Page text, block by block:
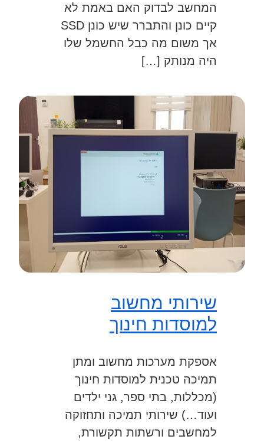
המחשב לבדוק האם באמת לא
קיים כונן והתברר שיש כונן SSD
אך משום מה כבל החשמל שלו
היה מנותק […]
שירותי מחשוב
למוסדות חינוך
אספקת מערכות מחשוב ומתן
תמיכה טכנית למוסדות חינוך
(מכללות, בתי ספר, גני ילדים
ועוד…) שירותי תמיכה ותחזוקה
למחשבים ורשתות תקשורת,